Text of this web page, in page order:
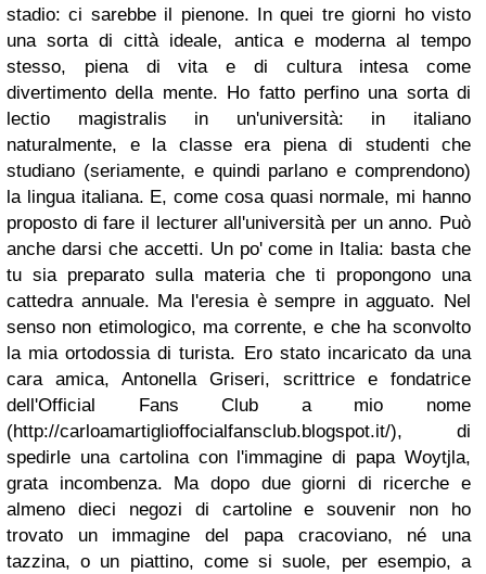
stadio: ci sarebbe il pienone. In quei tre giorni ho visto
una sorta di città ideale, antica e moderna al tempo
stesso, piena di vita e di cultura intesa come
divertimento della mente. Ho fatto perfino una sorta di
lectio magistralis in un'università: in italiano
naturalmente, e la classe era piena di studenti che
studiano (seriamente, e quindi parlano e comprendono)
la lingua italiana. E, come cosa quasi normale, mi hanno
proposto di fare il lecturer all'università per un anno. Può
anche darsi che accetti. Un po' come in Italia: basta che
tu sia preparato sulla materia che ti propongono una
cattedra annuale. Ma l'eresia è sempre in agguato. Nel
senso non etimologico, ma corrente, e che ha sconvolto
la mia ortodossia di turista. Ero stato incaricato da una
cara amica, Antonella Griseri, scrittrice e fondatrice
dell'Official Fans Club a mio nome
(http://carloamartiglioffocialfansclub.blogspot.it/), di
spedirle una cartolina con l'immagine di papa Woytjla,
grata incombenza. Ma dopo due giorni di ricerche e
almeno dieci negozi di cartoline e souvenir non ho
trovato un immagine del papa cracoviano, né una
tazzina, o un piattino, come si suole, per esempio, a